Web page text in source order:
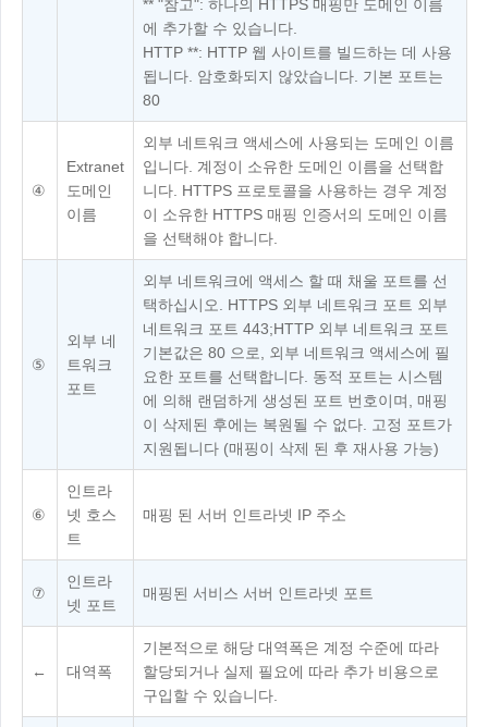
** "참고": 하나의 HTTPS 매핑만 도메인 이름
에 추가할 수 있습니다.
HTTP **: HTTP 웹 사이트를 빌드하는 데 사용
됩니다. 암호화되지 않았습니다. 기본 포트는
80
④
Extranet
도메인
이름
외부 네트워크 액세스에 사용되는 도메인 이름
입니다. 계정이 소유한 도메인 이름을 선택합
니다. HTTPS 프로토콜을 사용하는 경우 계정
이 소유한 HTTPS 매핑 인증서의 도메인 이름
을 선택해야 합니다.
⑤
외부 네
트워크
포트
외부 네트워크에 액세스 할 때 채울 포트를 선
택하십시오. HTTPS 외부 네트워크 포트 외부
네트워크 포트 443;HTTP 외부 네트워크 포트
기본값은 80 으로, 외부 네트워크 액세스에 필
요한 포트를 선택합니다. 동적 포트는 시스템
에 의해 랜덤하게 생성된 포트 번호이며, 매핑
이 삭제된 후에는 복원될 수 없다. 고정 포트가
지원됩니다 (매핑이 삭제 된 후 재사용 가능)
⑥
인트라
넷 호스
트
매핑 된 서버 인트라넷 IP 주소
⑦
인트라
넷 포트
매핑된 서비스 서버 인트라넷 포트
← 대역폭
기본적으로 해당 대역폭은 계정 수준에 따라
할당되거나 실제 필요에 따라 추가 비용으로
구입할 수 있습니다.